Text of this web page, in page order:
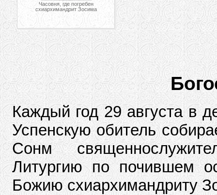
Часовня, где погребен
схиархимандрит Зосима
Каждый год 29 августа в
Успенскую обитель
Сонм
Литургию по почившем
Божию схиархимандриту